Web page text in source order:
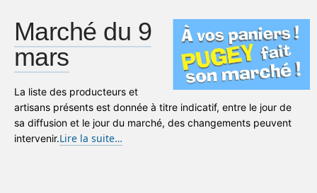
Marché du 9
mars
La liste des producteurs et
artisans présents est donnée à titre indicatif, entre le jour de
sa diffusion et le jour du marché, des changements peuvent
intervenir.Lire la suite…